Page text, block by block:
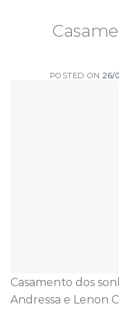
POSTED ON26/
Casamento dos
Andressa e Lenon